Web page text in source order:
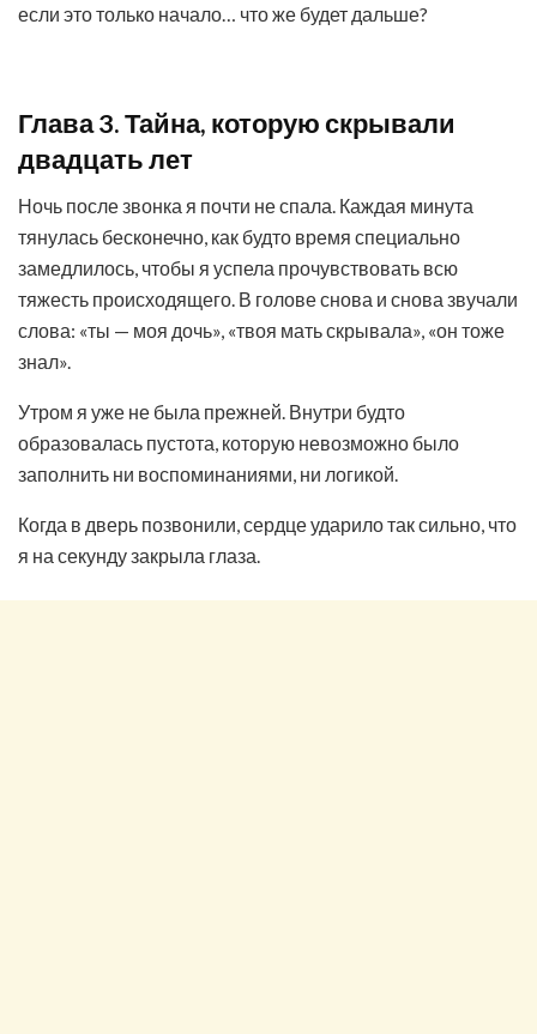
если это только начало… что же будет дальше?
Глава 3. Тайна, которую скрывали
двадцать лет
Ночь после звонка я почти не спала. Каждая минута
тянулась бесконечно, как будто время специально
замедлилось, чтобы я успела прочувствовать всю
тяжесть происходящего. В голове снова и снова звучали
слова: «ты — моя дочь», «твоя мать скрывала», «он тоже
знал».
Утром я уже не была прежней. Внутри будто
образовалась пустота, которую невозможно было
заполнить ни воспоминаниями, ни логикой.
Когда в дверь позвонили, сердце ударило так сильно, что
я на секунду закрыла глаза.